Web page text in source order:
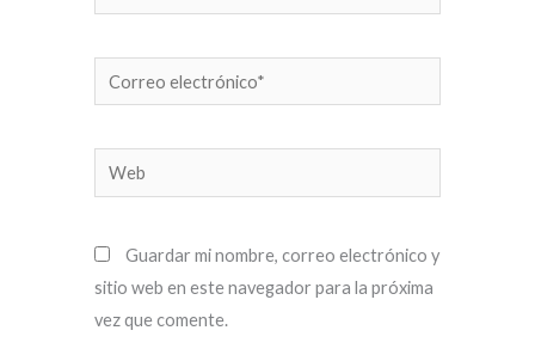
Correo
electrónico*
Web
Guardar mi nombre, correo electrónico y
sitio web en este navegador para la próxima
vez que comente.